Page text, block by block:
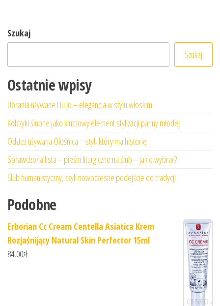
Szukaj
Szukaj
Ostatnie wpisy
Ubrania używane Liu Jo – elegancja w stylu włoskim
Kolczyki ślubne jako kluczowy element stylizacji panny młodej
Odzież używana Oleśnica – styl, który ma historię
Sprawdzona lista – pieśni liturgiczne na ślub – jakie wybrać?
Ślub humanistyczny, czyli nowoczesne podejście do tradycji
Podobne
Erborian Cc Cream Centella Asiatica Krem
Rozjaśnijący Natural Skin Perfector 15ml
84,00zł